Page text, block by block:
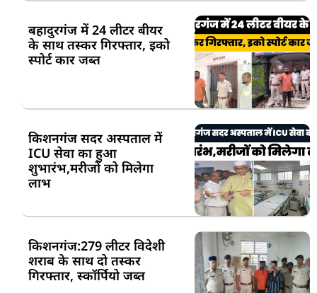
बहादुरगंज में 24 लीटर बीयर
के साथ तस्कर गिरफ्तार, इको
स्पोर्ट कार जब्त
किशनगंज सदर अस्पताल में
ICU सेवा का हुआ
शुभारंभ,मरीजों को मिलेगा
लाभ
किशनगंज:279 लीटर विदेशी
शराब के साथ दो तस्कर
गिरफ्तार, स्कॉर्पियो जब्त